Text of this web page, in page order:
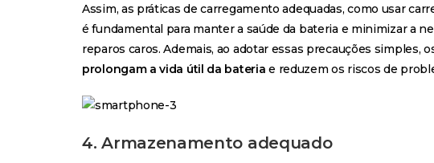
Assim, as práticas de carregamento adequadas, como usar
é fundamental para manter a saúde da bateria e minimizar a
reparos caros. Ademais, ao adotar essas precauções simples,
prolongam a vida útil da bateria e reduzem os riscos de
4. Armazenamento adequado